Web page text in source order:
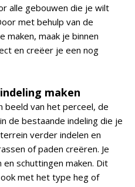
alle gebouwen die je wilt
met behulp van de
maken, maak je binnen
en creëer je een nog
maken
beeld van het perceel, de
de bestaande indeling die je
verder indelen en
of paden creëren. Je
schuttingen maken. Dit
met het type heg of